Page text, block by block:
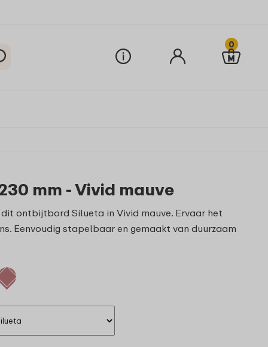
0
mm - Vivid mauve
ontbijtbord Silueta in Vivid mauve. Ervaar het
Eenvoudig stapelbaar en gemaakt van duurzaam